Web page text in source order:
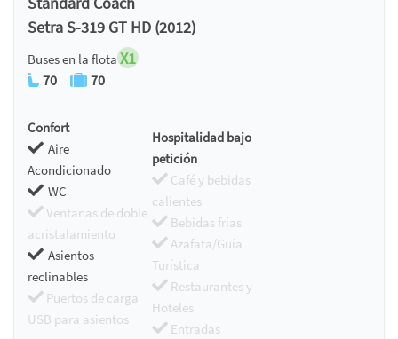
Setra S-319 GT HD (2012)
Buses en la flota X1
70 70
Confort
Aire
Acondicionado
WC
Ventanas de doble
acristalamiento
Asientos
reclinables
Puertos de carga
USB para asientos
Hospitalidad bajo
petición
Café y bebidas
calientes
Bebidas frías
Azafata/Guía
Turística
Restaurantes y
Hoteles
Entradas